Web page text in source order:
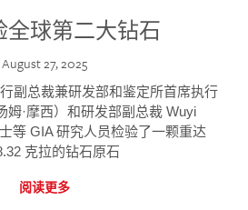
全球第二大钻石
August 27, 2025
副总裁兼研发部和鉴定所首席执行
姆·摩西）和研发部副总裁 Wuyi
等 GIA 研究人员检验了一颗重达
克拉的钻石原石
阅读更多